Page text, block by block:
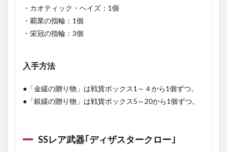
・カオティック・ヘイズ：1個
・覇業の指輪：1個
・栄冠の指輪：3個
入手方法
●「金緩の贈り物」は戦貨ボックス1～４から1個ずつ。
●「銀緩の贈り物」は戦貨ボックス5～20から1個ずつ。
SSレア武器｢ディザスタークロー｣